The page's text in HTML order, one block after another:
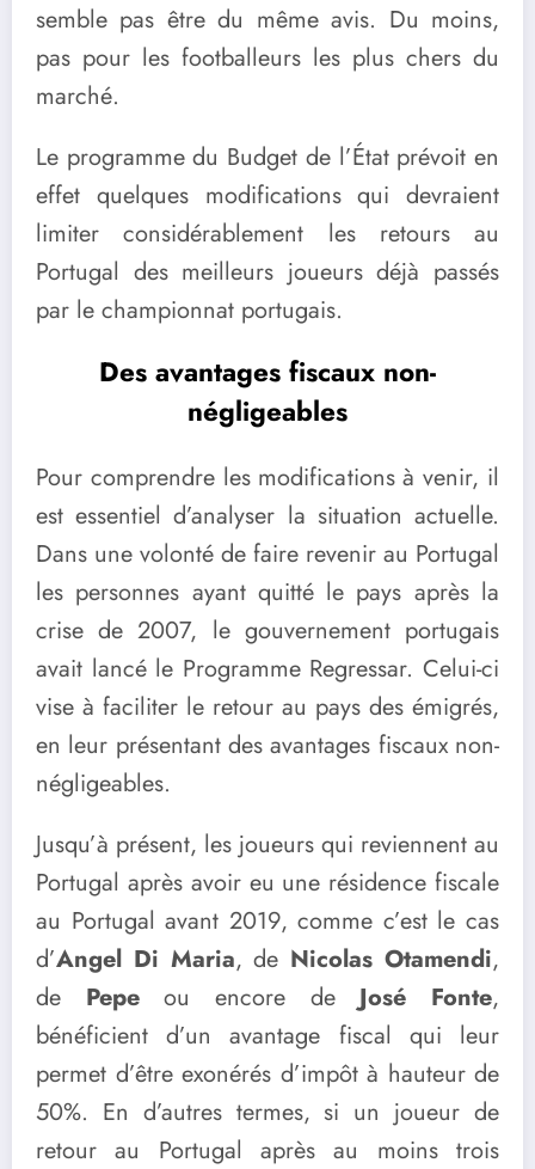
semble pas être du même avis. Du moins,
pas pour les footballeurs les plus chers du
marché.
Le programme du Budget de l’État prévoit en
effet quelques modifications qui devraient
limiter considérablement les retours au
Portugal des meilleurs joueurs déjà passés
par le championnat portugais.
Des avantages fiscaux non-
négligeables
Pour comprendre les modifications à venir, il
est essentiel d’analyser la situation actuelle.
Dans une volonté de faire revenir au Portugal
les personnes ayant quitté le pays après la
crise de 2007, le gouvernement portugais
avait lancé le Programme Regressar. Celui-ci
vise à faciliter le retour au pays des émigrés,
en leur présentant des avantages fiscaux non-
négligeables.
Jusqu’à présent, les joueurs qui reviennent au
Portugal après avoir eu une résidence fiscale
au Portugal avant 2019, comme c’est le cas
d’Angel Di Maria, de Nicolas Otamendi,
de Pepeou encore deJosé Fonte,
bénéficient d’un avantage fiscal qui leur
permet d’être exonérés d’impôt à hauteur de
50%. En d’autres termes, si un joueur de
retour au Portugal après au moins trois